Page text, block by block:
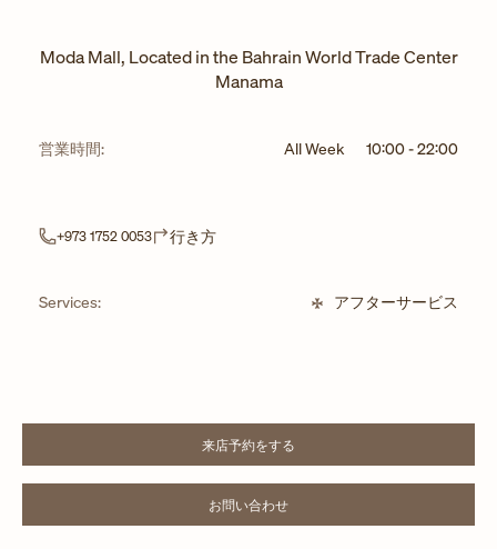
Moda Mall, Located in the Bahrain World Trade Center
Manama
営業時間: All Week 10:00-22:00
+973 1752 0053 行き方Link Opens in New Tab
Services: アフターサービス
来店予約をするLINK OPENS IN NEW TAB
お問い合わせLINK OPENS IN NEW TAB